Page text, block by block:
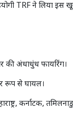
TRF ने लिया इस
की अंधाधुंध फायरिंग।
रूप से घायल।
कर्नाटक,